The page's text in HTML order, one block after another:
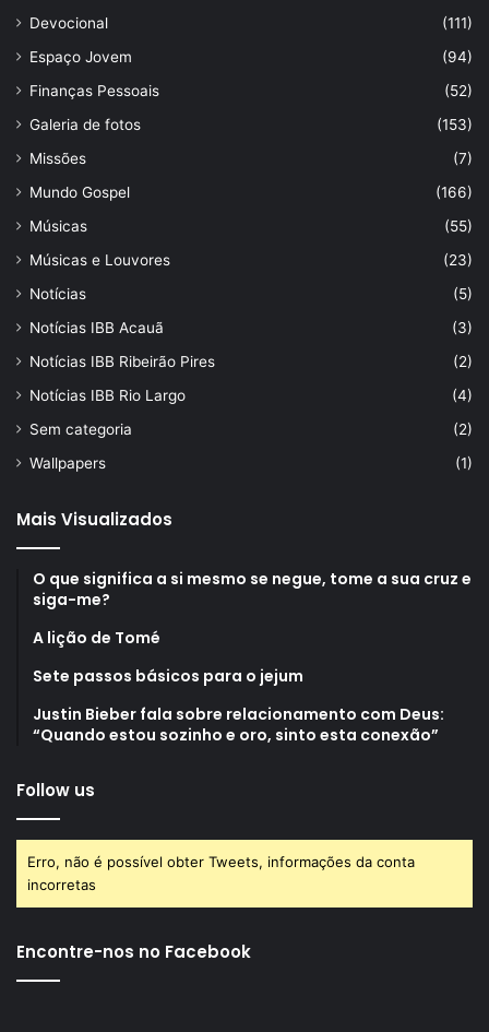
Devocional
(111)
Espaço Jovem
(94)
Finanças Pessoais
(52)
Galeria de fotos
(153)
Missões
(7)
Mundo Gospel
(166)
Músicas
(55)
Músicas e Louvores
(23)
Notícias
(5)
Notícias IBB Acauã
(3)
Notícias IBB Ribeirão Pires
(2)
Notícias IBB Rio Largo
(4)
Sem categoria
(2)
Wallpapers
(1)
Mais Visualizados
O que significa a si mesmo se negue, tome a sua cruz e
siga-me?
A lição de Tomé
Sete passos básicos para o jejum
Justin Bieber fala sobre relacionamento com Deus:
“Quando estou sozinho e oro, sinto esta conexão”
Follow us
Erro, não é possível obter Tweets, informações da conta
incorretas
Encontre-nos no Facebook